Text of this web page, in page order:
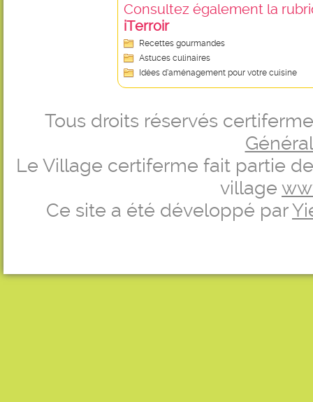
Consultez également la
iTerroir
Recettes gourmandes
Astuces culinaires
Idées d’aménagement pour votre cuisine
Tous droits réservés
Le Village certiferme fait partie
village
Ce site a été développé par